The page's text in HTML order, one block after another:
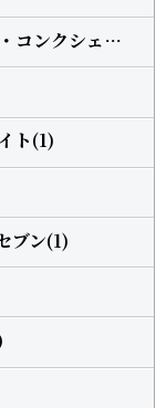
シェル・貝・マザーオブパール・コンクシェル(1)
ト(1)
ブン(1)